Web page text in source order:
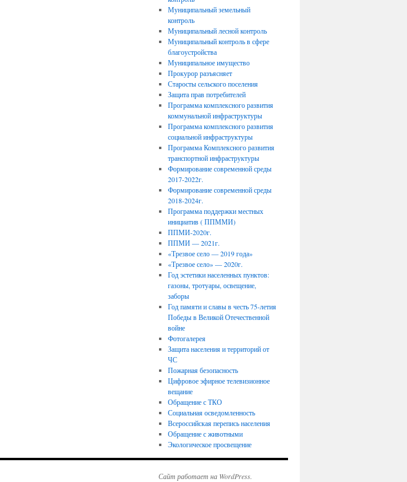
Муниципальный земельный
контроль
Муниципальный лесной контроль
Муниципальный контроль в сфере
благоустройства
Муниципальное имущество
Прокурор разъясняет
Старосты сельского поселения
Защита прав потребителей
Программа комплексного развития
коммунальной инфраструктуры
Программа комплексного развития
социальной инфраструктуры
Программа Комплексного развития
транспортной инфраструктуры
Формирование современной среды
2017-2022г.
Формирование современной среды
2018-2024г.
Программа поддержки местных
инициатив ( ППММИ)
ППМИ-2020г.
ППМИ — 2021г.
«Трезвое село — 2019 года»
«Трезвое село» — 2020г.
Год эстетики населенных пунктов:
газоны, тротуары, освещение,
заборы
Год памяти и славы в честь 75-летия
Победы в Великой Отечественной
войне
Фотогалерея
Защита населения и территорий от
ЧС
Пожарная безопасность
Цифровое эфирное телевизионное
вещание
Обращение с ТКО
Социальная осведомленность
Всероссийская перепись населения
Обращение с животными
Экологическое просвещение
Сайт работает на WordPress.